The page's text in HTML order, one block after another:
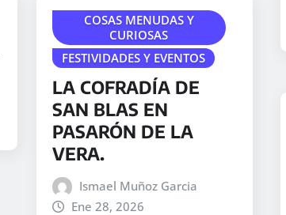
COSAS MENUDAS Y
CURIOSAS
FESTIVIDADES Y EVENTOS
LA COFRADÍA DE
SAN BLAS EN
PASARÓN DE LA
VERA.
Ismael Muñoz Garcia
Ene 28, 2026